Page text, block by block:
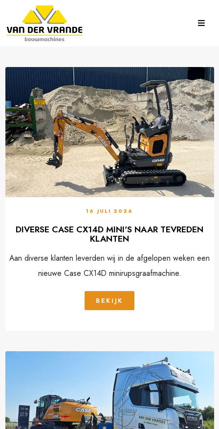
16 JULI 2026
DIVERSE CASE CX14D MINI'S NAAR TEVREDEN
KLANTEN
Aan diverse klanten leverden wij in de afgelopen weken een
nieuwe Case CX14D minirupsgraafmachine.
BEKIJK